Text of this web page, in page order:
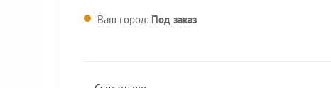
Ваш город: Под заказ